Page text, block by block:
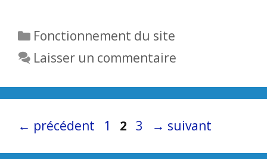
Catégories
Fonctionnement du site
Laisser un commentaire
← précédent Page
1 Page
2 Page
3 → suivant